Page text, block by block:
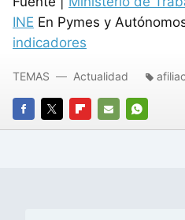
INE En Pymes y
indicadores
FACEBOOK
TWITTERFLIPBOARD
E-
WHATSAPP
TEMAS Actualidad